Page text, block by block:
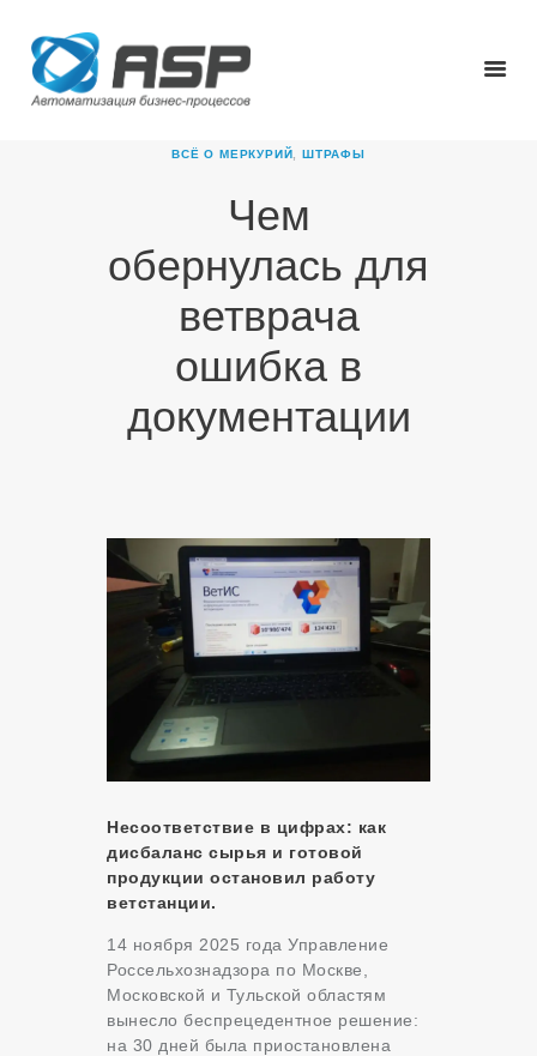
ВСЁ О МЕРКУРИЙ ШТРАФЫ
Чем
обернулась для
ветврача
ошибка в
документации
О КОМПАНИИ
НОВОСТИ
КАРЬЕРА
ПАРТНЕРЫ
КОНТАКТЫ
Несоответствие в цифрах: как
дисбаланс сырья и готовой
продукции остановил работу
ветстанции.
14 ноября 2025 года Управление
Россельхознадзора по Москве,
Московской и Тульской областям
вынесло беспрецедентное решение:
на 30 дней была приостановлена